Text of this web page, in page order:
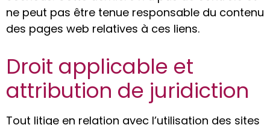
ne peut pas être tenue responsable du contenu
des pages web relatives à ces liens.
Droit applicable et
attribution de juridiction
Tout litige en relation avec l’utilisation des sites